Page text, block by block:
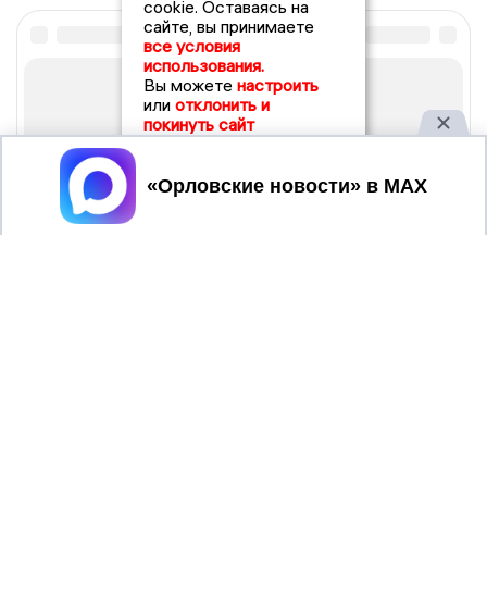
cookie. Оставаясь на
сайте, вы принимаете
все условия
использования.
Вы можете настроить
или отклонить и
покинуть сайт
Принять